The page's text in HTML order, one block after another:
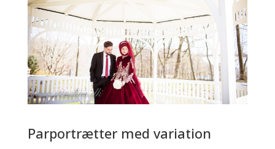
Parportrætter med variation